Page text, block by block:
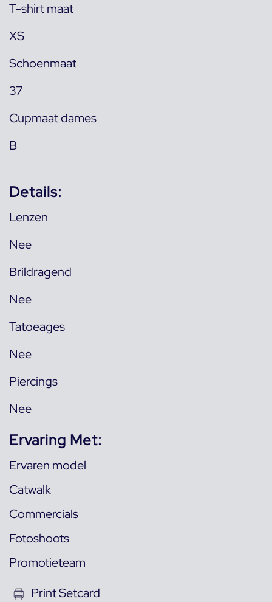
T-shirt maat
XS
Schoenmaat
37
Cupmaat dames
B
Details:
Lenzen
Nee
Brildragend
Nee
Tatoeages
Nee
Piercings
Nee
Ervaring Met:
Ervaren model
Catwalk
Commercials
Fotoshoots
Promotieteam
Print Setcard